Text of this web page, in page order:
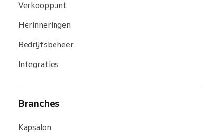
Verkooppunt
Herinneringen
Bedrijfsbeheer
Integraties
Branches
Kapsalon